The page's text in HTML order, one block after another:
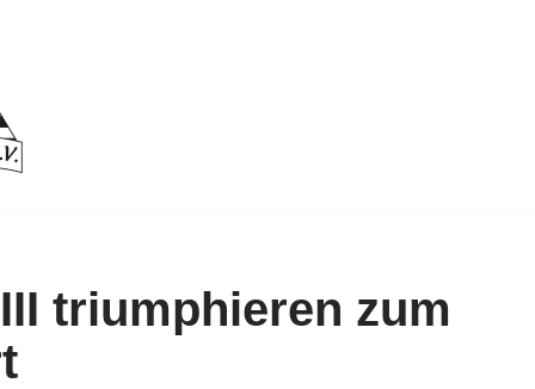
triumphieren zum